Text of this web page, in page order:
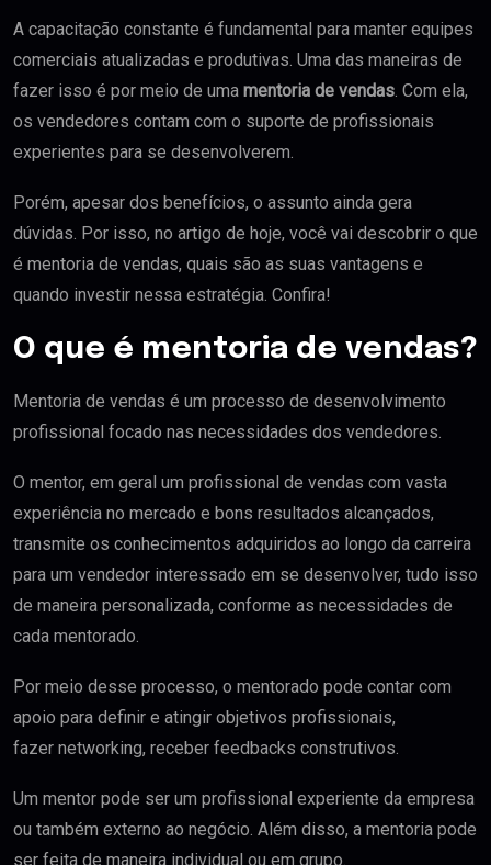
A capacitação constante é fundamental para manter equipes
comerciais atualizadas e produtivas. Uma das maneiras de
fazer isso é por meio de uma mentoria de vendas. Com ela,
os vendedores contam com o suporte de profissionais
experientes para se desenvolverem.
Porém, apesar dos benefícios, o assunto ainda gera
dúvidas. Por isso, no artigo de hoje, você vai descobrir o que
é mentoria de vendas, quais são as suas vantagens e
quando investir nessa estratégia. Confira!
O que é mentoria de vendas?
Mentoria de vendas é um processo de desenvolvimento
profissional focado nas necessidades dos vendedores.
O mentor, em geral um profissional de vendas com vasta
experiência no mercado e bons resultados alcançados,
transmite os conhecimentos adquiridos ao longo da carreira
para um vendedor interessado em se desenvolver, tudo isso
de maneira personalizada, conforme as necessidades de
cada mentorado.
Por meio desse processo, o mentorado pode contar com
apoio para definir e atingir objetivos profissionais,
fazer networking, receber feedbacks construtivos.
Um mentor pode ser um profissional experiente da empresa
ou também externo ao negócio. Além disso, a mentoria pode
ser feita de maneira individual ou em grupo.